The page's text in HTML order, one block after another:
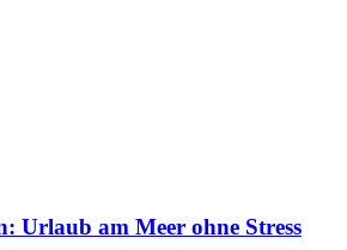
Urlaub am Meer ohne Stress